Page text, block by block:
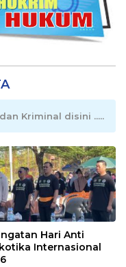
Kriminal disini .....
Hari Anti
Internasional